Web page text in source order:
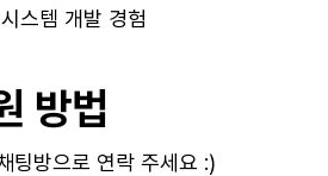
스템 개발 경험
방법
팅방으로 연락 주세요 :)